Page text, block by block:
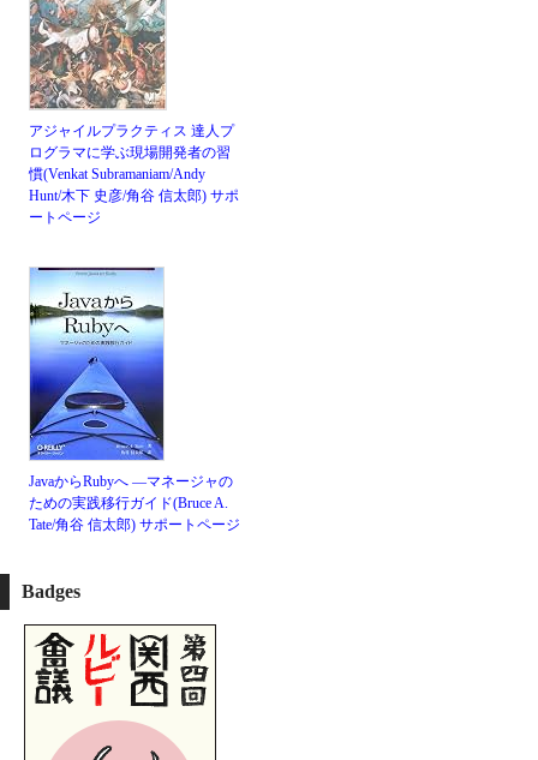
アジャイルプラクティス 達人プ
ログラマに学ぶ現場開発者の習
慣(Venkat Subramaniam/Andy
Hunt/木下 史彦/角谷 信太郎) サポ
ートページ
JavaからRubyへ ―マネージャの
ための実践移行ガイド(Bruce A.
Tate/角谷 信太郎) サポートページ
Badges